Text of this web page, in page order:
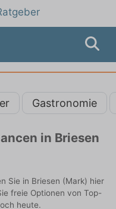
Gastronomie
in Briesen
Sie in Briesen (Mark) hier
freie Optionen von Top-
heute.